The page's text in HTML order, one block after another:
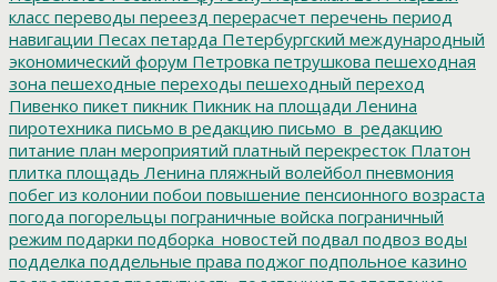
класс переводы переезд перерасчет перечень период
навигации Песах петарда Петербургский международный
экономический форум Петровка петрушкова пешеходная
зона пешеходные переходы пешеходный переход
Пивенко пикет пикник Пикник на площади Ленина
пиротехника письмо в редакцию письмо_в_редакцию
питание план мероприятий платный перекресток Платон
плитка площадь Ленина пляжный волейбол пневмония
побег из колонии побои повышение пенсионного возраста
погода погорельцы пограничные войска пограничный
режим подарки подборка_новостей подвал подвоз воды
подделка поддельные права поджог подпольное казино